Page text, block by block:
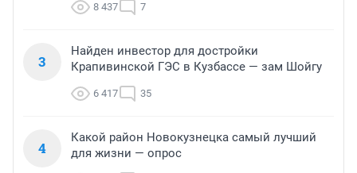
8 437 7
3
Найден инвестор для достройки
Крапивинской ГЭС в Кузбассе — зам Шойгу
6 417 35
4
Какой район Новокузнецка самый лучший
для жизни — опрос